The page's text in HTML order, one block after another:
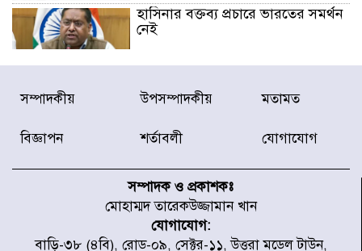
হাসিনার বক্তব্য প্রচারে ভারতের সমর্থন
নেই
জুলাই গণঅভ্যুত্থানে আহত যোদ্ধা
মিতুর খোঁজ নিলেন প্রধানমন্ত্রী
শহীদের তালিকা প্রকাশ করল JRA
জুলাই গণঅভ্যুত্থানে উত্তরায় সর্বকনিষ্ঠ
সম্পাদকীয় উপসম্পাদকীয় মতামত
বিজ্ঞাপন শর্তাবলী যোগাযোগ
সম্পাদক ও প্রকাশকঃ
মোহাম্মদ তারেকউজ্জামান খান
যোগাযোগ:
বাড়ি-৩৮ (৪বি), রোড-০৯, সেক্টর-১১, উত্তরা মডেল টাউন,